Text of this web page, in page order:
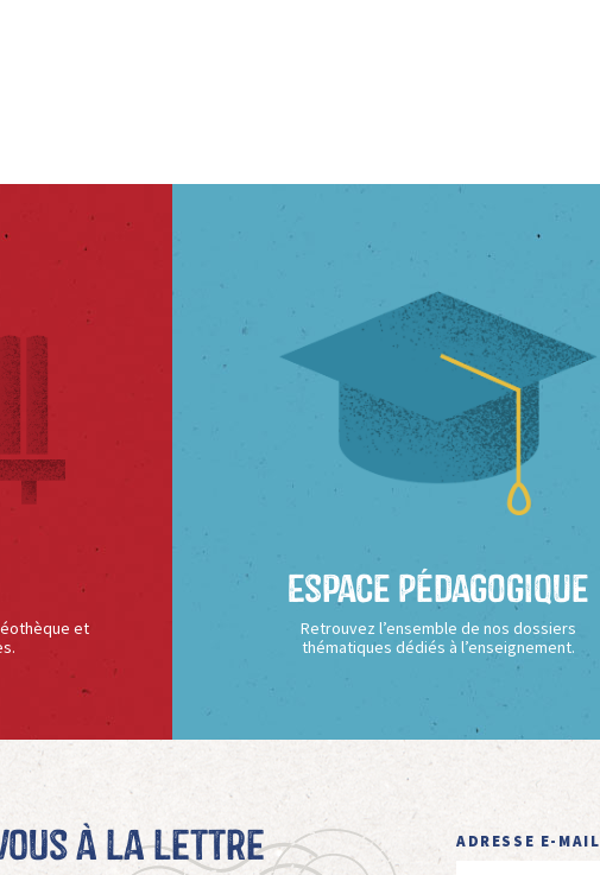
et
Espace Pédagogique
Retrouvez l’ensemble de nos dossiers
thématiques dédiés à l’enseignement.
à La Lettre ADRESSE E-MAIL